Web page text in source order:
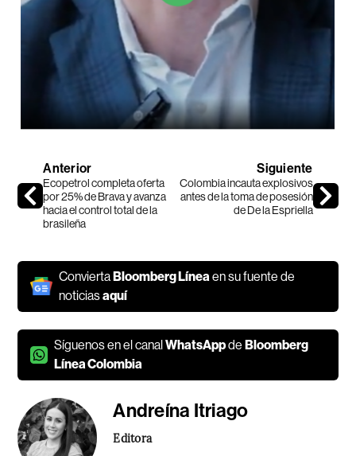
Anterior
Ecopetrol completa oferta
por 25% de Brava y avanza
hacia el control total de la
brasileña
Siguiente
Colombia incauta explosivos
antes de la toma de posesión
de De la Espriella
ConviertaBloomberg Línea en su fuente de
noticiasaquí
Síguenos en el canalWhatsAppdeBloomberg
Línea Colombia
Andreína Itriago
Editora